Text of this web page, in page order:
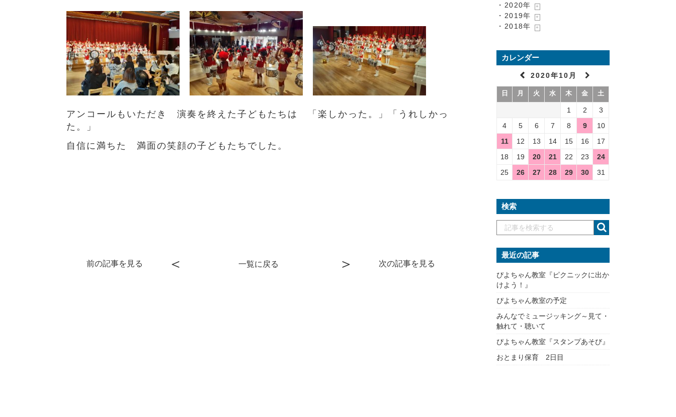
アンコールもいただき 演奏を終えた子どもたちは 「楽しかった。」「うれしかっ
た。」
自信に満ちた 満面の笑顔の子どもたちでした。
前の記事を見る ＜ 一覧に戻る ＞ 次の記事を見る
・2020年
・2019年
・2018年
カレンダー
2020年10月
日 月 火 水 木 金 土
1 2
3
4
5 6 7 8 9
10
11
12 13 14 15 16
17
18
19 20 21 22 23
24
25
26 27 28 29 30 31
検索
最近の記事
ぴよちゃん教室『ピクニックに出か
けよう！』
ぴよちゃん教室の予定
みんなでミュージッキング～見て・
触れて・聴いて
ぴよちゃん教室『スタンプあそび』
おとまり保育 2日目